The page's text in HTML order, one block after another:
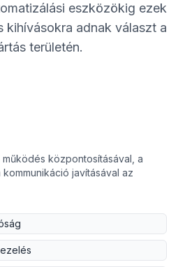
eszközökig ezek
kihívásokra adnak választ a
területén.
központosításával, a
javításával az